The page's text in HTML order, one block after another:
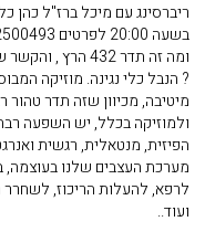
ריברסינג עם מיכל ברז"ל כהן
בשעה 20:00 לפרטים 0722500493
ומה זה תדר 432
מיטיבה, מכיוון שזה תדר טהור
ולמוזיקה בכלל, יש השפעה
הפיזית, מנטאלית, רגשית
מערכת העצבים שלנו בעוצמה,
לרפא, להעלות הריכוז,
ועוד..